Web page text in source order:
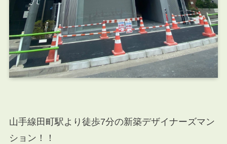
山手線田町駅より徒歩7分の新築デザイナーズマン
ション！！